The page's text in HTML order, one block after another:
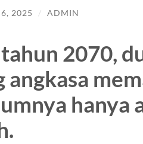
2025 / ADMIN
tahun 2070,
angkasa
hanya